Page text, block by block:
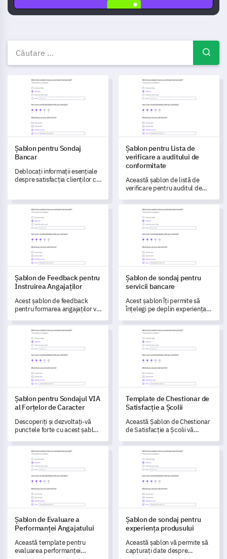
Free Survey templates —
Șablon pentru Sondaj Bancar
Șablon pentru Sondaj
Bancar
Deblocați informații esențiale
despre satisfacția clienților cu
Șablon pentru Lista de
Șablon pentru Lista de
verificare a auditului de
conformitate
Această șablon de listă de
verificare pentru auditul de
evaluați respectarea
standardelor reglementare de
către compania
dumneavoastră, ajutându-vă
să identificați și să abordați
zonele care necesită
îmbunătățiri.
Șablon de Feedback pentru Instruirea Angajaților
Șablon de Feedback pentru
Instruirea Angajaților
Acest șablon de feedback
pentru formarea angajaților vă
programelor de formare ale
companiei dumneavoastră.
Șablon de sondaj pentru
Șablon de sondaj pentru
servicii bancare
Acest șablon îți permite să
înțelegi pe deplin experiența
bancare, ajutându-te să
identifici lacunele și să
descoperi oportunități de
îmbunătățire.
Șablon pentru Sondajul VIA al Forțelor de Caracter
Șablon pentru Sondajul VIA
al Forțelor de Caracter
Descoperiți și dezvoltați-vă
punctele forte cu acest șablon
satisfacerea caracteristicilor,
conceput pentru a descifra
capacitățile dumneavoastră
unice.
Template de Chestionar de
Template de Chestionar de
Satisfacție a Școlii
Această Șablon de Chestionar
de Satisfacție a Școlii vă
înțelegeți succesul școlii
dumneavoastră din
perspectiva elevilor.
Șablon de Evaluare a Performanței Angajatului
Șablon de Evaluare a
Performanței Angajatului
Această template pentru
evaluarea performanței
Șablon de sondaj pentru
Șablon de sondaj pentru
experiența produsului
Această șablon vă permite să
capturați date despre